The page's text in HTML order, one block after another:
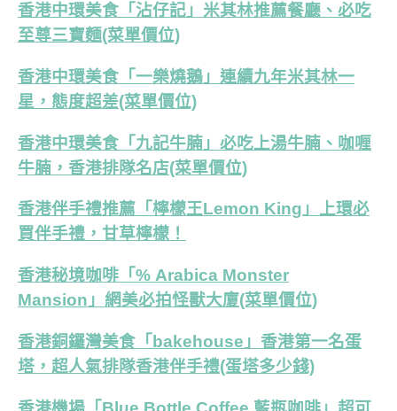
香港中環美食「沾仔記」米其林推薦餐廳、必吃
至尊三寶麵(菜單價位)
香港中環美食「一樂燒鵝」連續九年米其林一
星，態度超差(菜單價位)
香港中環美食「九記牛腩」必吃上湯牛腩、咖喱
牛腩，香港排隊名店(菜單價位)
香港伴手禮推薦「檸檬王Lemon King」上環必
買伴手禮，甘草檸檬！
香港秘境咖啡「% Arabica Monster
Mansion」網美必拍怪獸大廈(菜單價位)
香港銅鑼灣美食「bakehouse」香港第一名蛋
塔，超人氣排隊香港伴手禮(蛋塔多少錢)